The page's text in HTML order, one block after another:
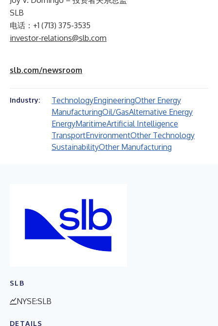
SLB
电话：+1 (713) 375-3535
investor-relations@slb.com
slb.com/newsroom
Industry: TechnologyEngineeringOther Energy
ManufacturingOil/GasAlternative Energy
EnergyMaritimeArtificial Intelligence
TransportEnvironmentOther Technology
SustainabilityOther Manufacturing
SLB
NYSE:SLB
DETAILS